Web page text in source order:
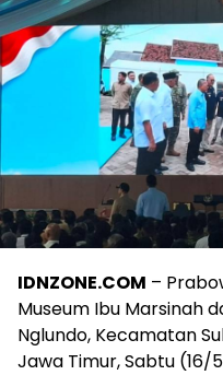
IDNZONE.COM –
Museum Ibu Marsinah
Nglundo, Kecamatan
Jawa Timur, Sabtu (16/